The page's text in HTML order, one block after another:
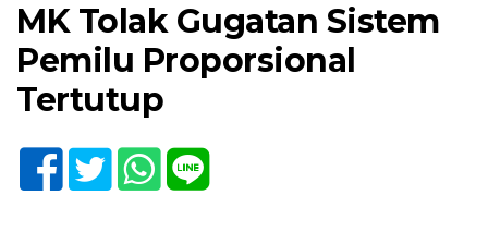
MK Tolak Gugatan Sistem
Pemilu Proporsional
Tertutup